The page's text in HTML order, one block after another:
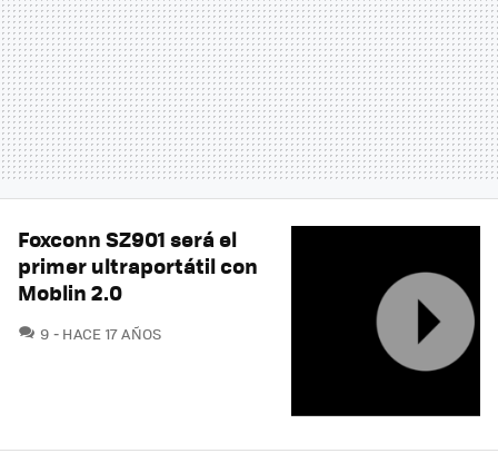
Foxconn SZ901 será el
primer ultraportátil con
Moblin 2.0
9 COMENTARIOS
HACE 17 AÑOS